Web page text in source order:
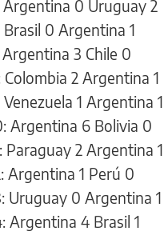
Argentina 0 Uruguay 2
Brasil 0 Argentina 1
Argentina 3 Chile 0
Colombia 2 Argentina 1
Venezuela 1 Argentina 1
Argentina 6 Bolivia 0
Paraguay 2 Argentina 1
Argentina 1 Perú 0
Uruguay 0 Argentina 1
Argentina 4 Brasil 1